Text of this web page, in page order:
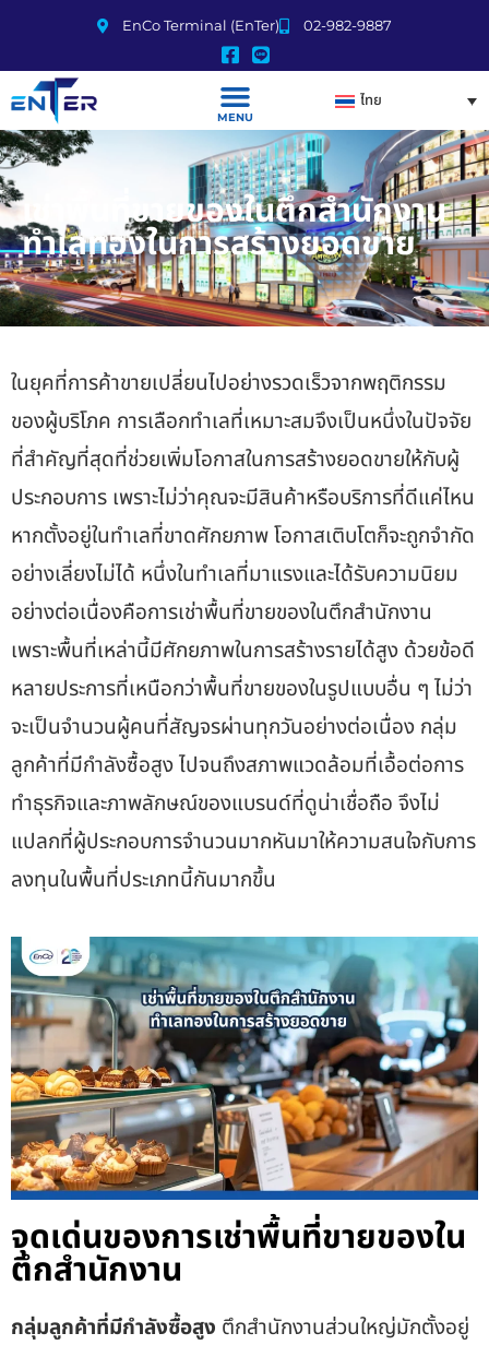
EnCo Terminal (EnTer) 02-982-9887
MENU
ไทย
เช่าพื้นที่ขายของในตึกสำนักงาน
ทำเลทองในการสร้างยอดขาย
ในยุคที่การค้าขายเปลี่ยนไปอย่างรวดเร็วจากพฤติกรรม
ของผู้บริโภค การเลือกทำเลที่เหมาะสมจึงเป็นหนึ่งในปัจจัย
ที่สำคัญที่สุดที่ช่วยเพิ่มโอกาสในการสร้างยอดขายให้กับผู้
ประกอบการ เพราะไม่ว่าคุณจะมีสินค้าหรือบริการที่ดีแค่ไหน
หากตั้งอยู่ในทำเลที่ขาดศักยภาพ โอกาสเติบโตก็จะถูกจำกัด
อย่างเลี่ยงไม่ได้ หนึ่งในทำเลที่มาแรงและได้รับความนิยม
อย่างต่อเนื่องคือการเช่าพื้นที่ขายของในตึกสำนักงาน
เพราะพื้นที่เหล่านี้มีศักยภาพในการสร้างรายได้สูง ด้วยข้อดี
หลายประการที่เหนือกว่าพื้นที่ขายของในรูปแบบอื่น ๆ ไม่ว่า
จะเป็นจำนวนผู้คนที่สัญจรผ่านทุกวันอย่างต่อเนื่อง กลุ่ม
ลูกค้าที่มีกำลังซื้อสูง ไปจนถึงสภาพแวดล้อมที่เอื้อต่อการ
ทำธุรกิจและภาพลักษณ์ของแบรนด์ที่ดูน่าเชื่อถือ จึงไม่
แปลกที่ผู้ประกอบการจำนวนมากหันมาให้ความสนใจกับการ
ลงทุนในพื้นที่ประเภทนี้กันมากขึ้น
จุดเด่นของการเช่าพื้นที่ขายของใน
ตึกสำนักงาน
กลุ่มลูกค้าที่มีกำลังซื้อสูง ตึกสำนักงานส่วนใหญ่มักตั้งอยู่